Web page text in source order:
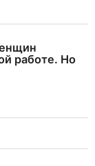
работе. Но